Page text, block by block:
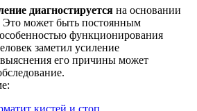
диагностируется на основании
Это может быть постоянным
функционирования
заметил усиление
выяснения его причины может
кистей и стоп